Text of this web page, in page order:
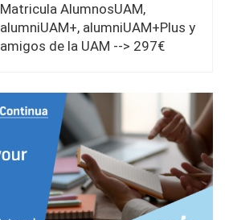
Matricula AlumnosUAM,
alumniUAM+, alumniUAM+Plus y
amigos de la UAM --> 297€